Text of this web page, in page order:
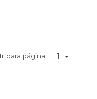
Ir para página: 1